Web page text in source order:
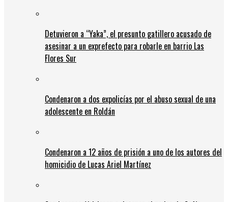
Detuvieron a “Yaka”, el presunto gatillero acusado de
asesinar a un exprefecto para robarle en barrio Las
Flores Sur
Condenaron a dos expolicías por el abuso sexual de una
adolescente en Roldán
Condenaron a 12 años de prisión a uno de los autores del
homicidio de Lucas Ariel Martínez